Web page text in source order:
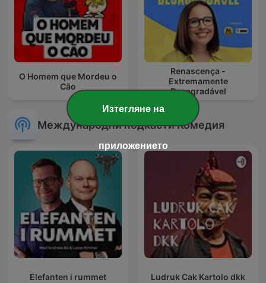
O Homem que Mordeu o
Cão
Renascença -
Extremamente
Desagradável
Международни подкасти Комедия
Elefanten i rummet Ludruk Cak Kartolo dkk
Изтегляне на
приложението